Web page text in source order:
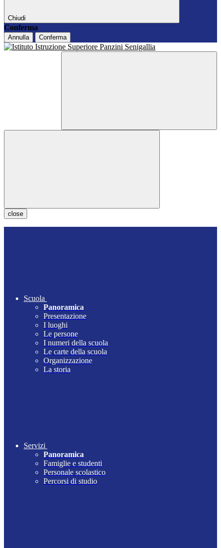
Chiudi
Conferma
Annulla Conferma
close
Scuola
Panoramica
Presentazione
I luoghi
Le persone
I numeri della scuola
Le carte della scuola
Organizzazione
La storia
Servizi
Panoramica
Famiglie e studenti
Personale scolastico
Percorsi di studio